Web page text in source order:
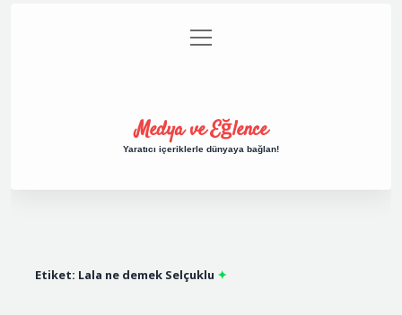
Gizlilik Politikası
menüyü
aç
Medya ve Eğlence
Yaratıcı içeriklerle dünyaya bağlan!
Etiket: Lala ne demek Selçuklu